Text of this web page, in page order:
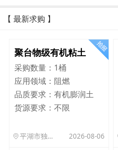
【 最新求购 】
聚台物级有机粘土
采购数量： 1桶
应用领域： 阻燃
品质要求： 有机膨润土
货源要求： 不限
平湖市独山港镇集港路 589 号 2026-08-06